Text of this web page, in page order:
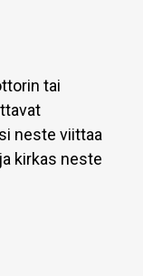
tai
neste viittaa
kirkas neste